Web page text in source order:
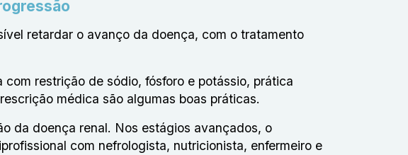
retardar o avanço da doença, com o tratamento
com restrição de sódio, fósforo e potássio, prática
médica são algumas boas práticas.
da doença renal. Nos estágios avançados, o
com nefrologista, nutricionista, enfermeiro e